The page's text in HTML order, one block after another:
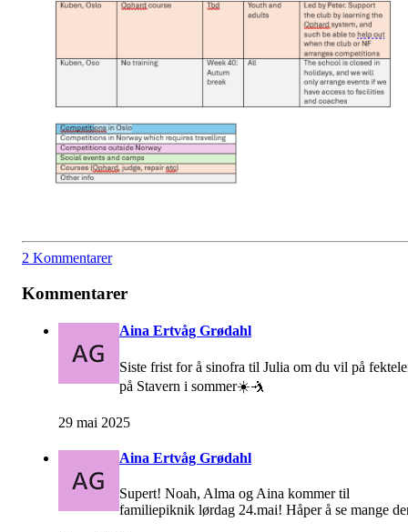
2 Kommentarer
Kommentarer
Aina Ertvåg Grødahl
Siste frist for å sinofra til Julia om du vil på
på Stavern i sommer☀️🤺
29 mai 2025
Aina Ertvåg Grødahl
Supert! Noah, Alma og Aina kommer til
familiepiknik lørdag 24.mai! Håper å se mange